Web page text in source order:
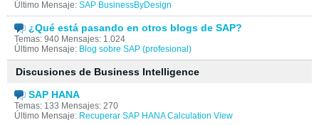
Último Mensaje: SAP BusinessByDesign
¿Qué está pasando en otros blogs de SAP?
Temas: 940 Mensajes: 1.024
Último Mensaje: Blog sobre SAP (profesional)
Discusiones de Business Intelligence
SAP HANA
Temas: 133 Mensajes: 270
Último Mensaje: Recuperar SAP HANA Calculation View